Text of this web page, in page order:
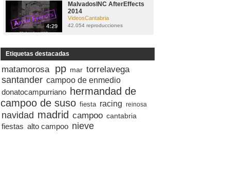
4:29
MalvadosINC AfterEffects
2014
VideosCantabria
42.054 reproducciones
Etiquetas destacadas
matamorosa pp mar torrelavega
santander campoo de enmedio
donatocampurriano hermandad de
campoo de suso fiesta racing reinosa
navidad madrid campoo cantabria
fiestas alto campoo nieve